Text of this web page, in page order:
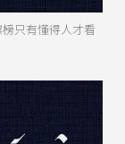
只有懂得人才看